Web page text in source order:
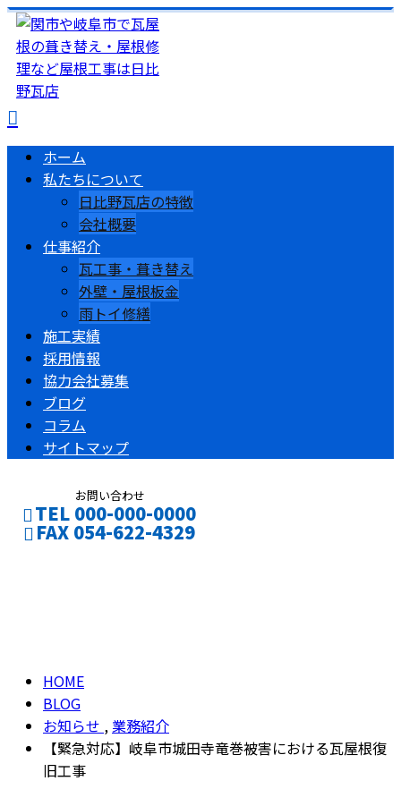
ホーム
私たちについて
日比野瓦店の特徴
会社概要
仕事紹介
瓦工事・葺き替え
外壁・屋根板金
雨トイ修繕
施工実績
採用情報
協力会社募集
ブログ
コラム
サイトマップ
お問い合わせ
TEL 000-000-0000
FAX 054-622-4329
HOME
BLOG
お知らせ ,業務紹介
【緊急対応】岐阜市城田寺竜巻被害における瓦屋根復
旧工事